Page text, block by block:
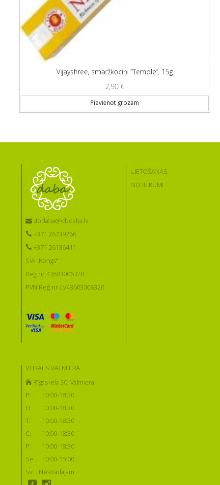
Vijayshree, smaržkociņi “Temple”, 15g
2,90 €
Pievienot grozam
dbdaba@dbdaba.lv
+371 26739266
+371 26136411
SIA "Kongs"
Reģ.nr 43603006320
PVN Reģ.nr LV43603006320
LIETOŠANAS
NOTEIKUMI
VEIKALS VALMIERĀ:
Rīgas iela 30, Valmiera
P:
10:00-18:30
O:
10:00-18:30
T:
10:00-18:30
C:
10:00-18:30
P:
10:00-18:30
Se:
10:00-15:00
Sv:
Nestrādājam